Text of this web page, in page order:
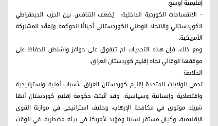
إقليمية أوسع.
- الانقسامات الكوردية الداخلية: يُضعف التنافس بين الحزب الديمقراطي
الكوردستاني والاتحاد الوطني الكوردستاني أحيانًا الحوكمة ويُعقّد المشاركة
الأمريكية.
ومع ذلك، فإن هذه التحديات لم تتفوق على حوافز واشنطن للحفاظ على
موقفها الوقائي تجاه إقليم كوردستان العراق.
الخلاصة
تحمي الولايات المتحدة إقليم كوردستان العراق لأسباب أمنية واستراتيجية
واقتصادية وإنسانية وسياسية. وقد أثبتت حكومة إقليم كوردستان أنها
شريك موثوق في مكافحة الإرهاب، وحليف استراتيجي في موازنة القوى
الإقليمية، وكيان مستقر نسبيًا ومؤيد لأمريكا في بيئة مضطربة. في الوقت